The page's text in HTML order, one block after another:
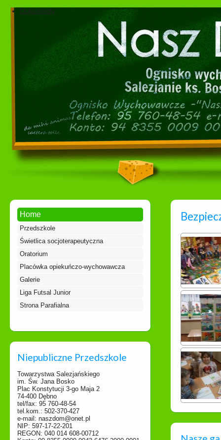
Dokumenty
Home
Przedszkole
Świetlica socjoterapeutyczna
Oratorium
Placówka opiekuńczo-wychowawcza
Galerie
Liga Futsal Junior
Strona Parafialna
Niepubliczne Przedszkole
Towarzystwa Salezjańskiego
im. Św. Jana Bosko
Plac Konstytucji 3-go Maja 2
74-400 Dębno
tel/fax: 95 760-48-54
tel.kom.: 502-370-427
e-mail: naszdom@onet.pl
NIP: 597-17-22-201
REGON: 040 014 608-00712